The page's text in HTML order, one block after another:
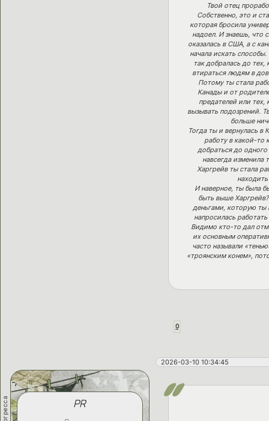
Твой отец
Собственно, это и
которая бросила
надоел. И знаешь, что
оказалась в США, а с
начала искать
так добралась до
втираться людям в
Потому ты стала
Канады и от
предателей или тех,
вызывать подозрений.
больше
Тогда ты и вернулась в
работу в какой-то
добраться до
навсегда
Харгрейв ты стала
И наверное, ты была
быть выше
деньгами, которую ты
напросилась
Видимо кто-то дал
их основным
часто называли
«троянским конем»,
0
2026-03-10 10:34:45
PR